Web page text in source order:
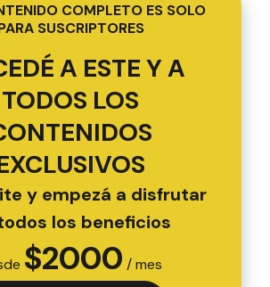
COMPLETO ES SOLO
SUSCRIPTORES
A ESTE Y A
TODOS LOS
y empezá a disfrutar
los beneficios
$2000 / mes